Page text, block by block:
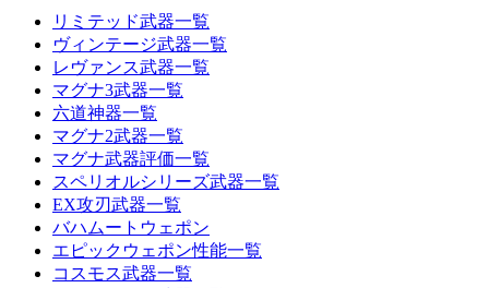
リミテッド武器一覧
ヴィンテージ武器一覧
レヴァンス武器一覧
マグナ3武器一覧
六道神器一覧
マグナ2武器一覧
マグナ武器評価一覧
スペリオルシリーズ武器一覧
EX攻刃武器一覧
バハムートウェポン
エピックウェポン性能一覧
コスモス武器一覧